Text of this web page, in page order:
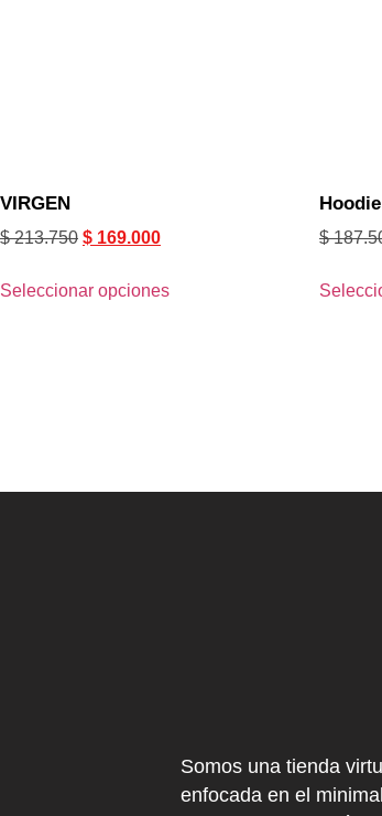
VIRGEN
$213.750 $ 169.000
Seleccionar opciones
$
Somos una tienda
enfocada en el